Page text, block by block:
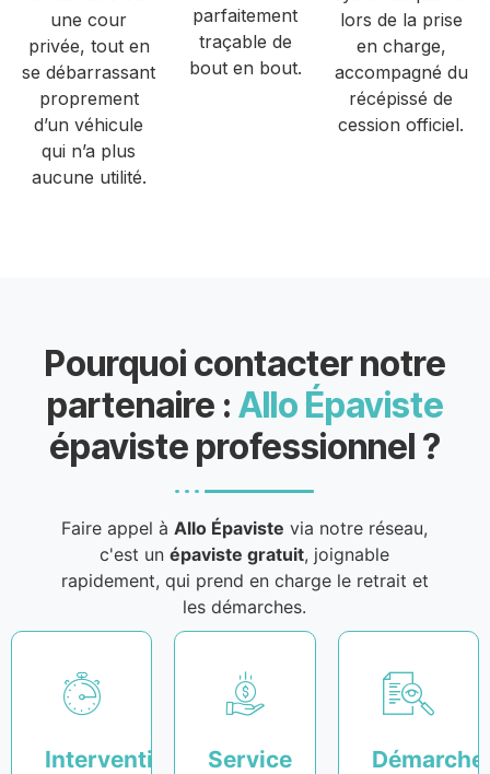
une cour
privée, tout en
se débarrassant
proprement
d’un véhicule
qui n’a plus
aucune utilité.
parfaitement
traçable de
bout en bout.
lors de la prise
en charge,
accompagné du
récépissé de
cession officiel.
Pourquoi contacter notre
partenaire : Allo Épaviste
épaviste professionnel ?
Faire appel àAllo Épaviste via notre réseau,
c'est unépaviste gratuit, joignable
rapidement, qui prend en charge le retrait et
les démarches.
Intervention
Service